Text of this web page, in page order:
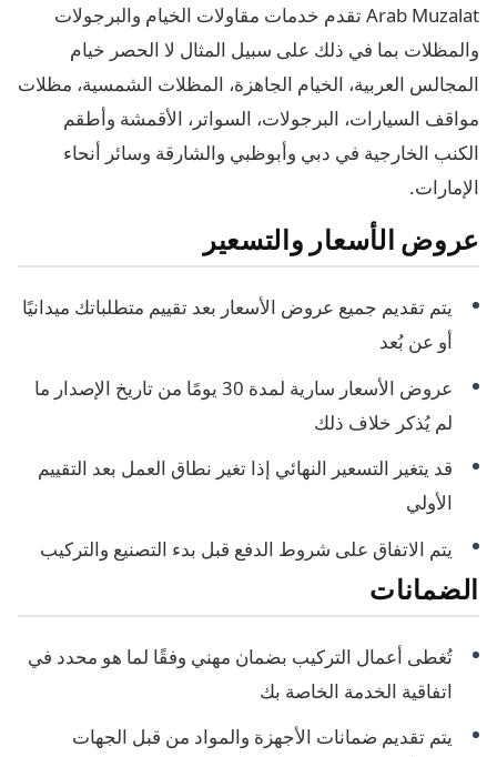
Arab Muzalat تقدم خدمات مقاولات الخيام والبرجولات
والمظلات بما في ذلك على سبيل المثال لا الحصر خيام
المجالس العربية، الخيام الجاهزة، المظلات الشمسية، مظلات
مواقف السيارات، البرجولات، السواتر، الأقمشة وأطقم
الكنب الخارجية في دبي وأبوظبي والشارقة وسائر أنحاء
الإمارات.
عروض الأسعار والتسعير
يتم تقديم جميع عروض الأسعار بعد تقييم متطلباتك ميدانيًا
أو عن بُعد
عروض الأسعار سارية لمدة 30 يومًا من تاريخ الإصدار ما
لم يُذكر خلاف ذلك
قد يتغير التسعير النهائي إذا تغير نطاق العمل بعد التقييم
الأولي
يتم الاتفاق على شروط الدفع قبل بدء التصنيع والتركيب
الضمانات
تُغطى أعمال التركيب بضمان مهني وفقًا لما هو محدد في
اتفاقية الخدمة الخاصة بك
يتم تقديم ضمانات الأجهزة والمواد من قبل الجهات